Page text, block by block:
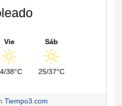
Vie
38°C
Sáb
25/37°C
Tiempo3.com